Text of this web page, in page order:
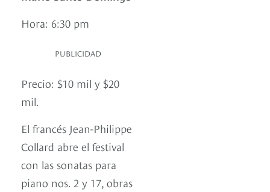
Hora: 6:30 pm
PUBLICIDAD
Precio: $10 mil y $20
mil.
El francés Jean-Philippe
Collard abre el festival
con las sonatas para
piano nos. 2 y 17, obras